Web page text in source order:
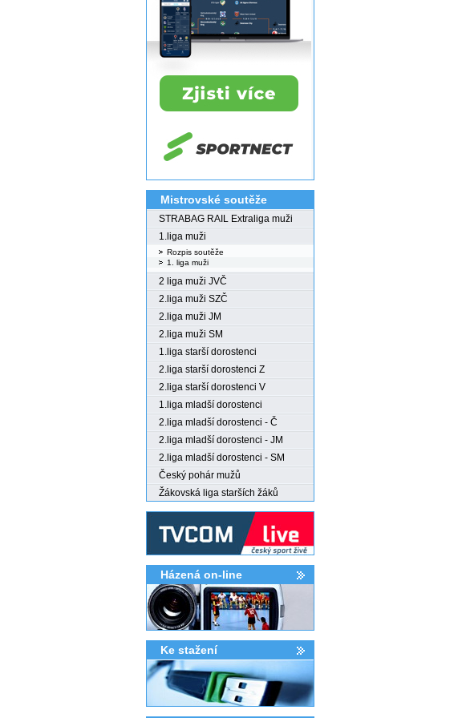
Mistrovské soutěže
STRABAG RAIL Extraliga muži
1.liga muži
Rozpis soutěže
1. liga muži
2 liga muži JVČ
2.liga muži SZČ
2.liga muži JM
2.liga muži SM
1.liga starší dorostenci
2.liga starší dorostenci Z
2.liga starší dorostenci V
1.liga mladší dorostenci
2.liga mladší dorostenci - Č
2.liga mladší dorostenci - JM
2.liga mladší dorostenci - SM
Český pohár mužů
Žákovská liga starších žáků
Házená on-line
Ke stažení­